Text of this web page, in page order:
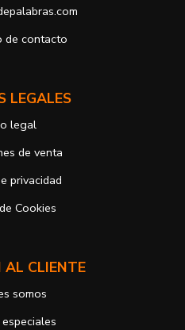
ante la Autoridad de
Española de protección de
con la fotocopia del DNI del
José Alcolea Navarro
22, Bajo
la política de privacidad de
el siguiente enlace:
de contacto
LEGALES
legal
de venta
privacidad
Cookies
AL CLIENTE
somos